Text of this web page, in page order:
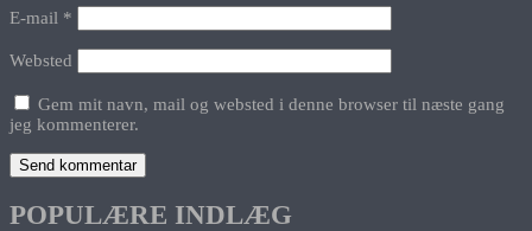
E-mail *
Websted
Gem mit navn, mail og websted i denne browser til næste gang
jeg kommenterer.
POPULÆRE INDLÆG